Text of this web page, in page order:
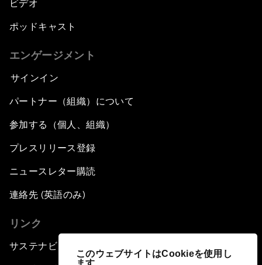
このウェブサイトはCookieを使用し
ます
ビデオ
ポッドキャスト
エンゲージメント
サインイン
パートナー（組織）について
参加する（個人、組織）
プレスリリース登録
ニュースレター購読
連絡先 (英語のみ)
リンク
サステナビリティへの取り組み